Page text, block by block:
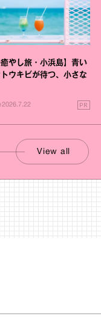
癒やし旅・小浜島】青い
ウキビが待つ、小さな
2026.7.22 PR
View all